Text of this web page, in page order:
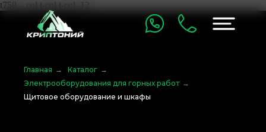
t758__col t-col t-col_12
Главная → Каталог →
Электрооборудования для горных работ →
Щитовое оборудование и шкафы